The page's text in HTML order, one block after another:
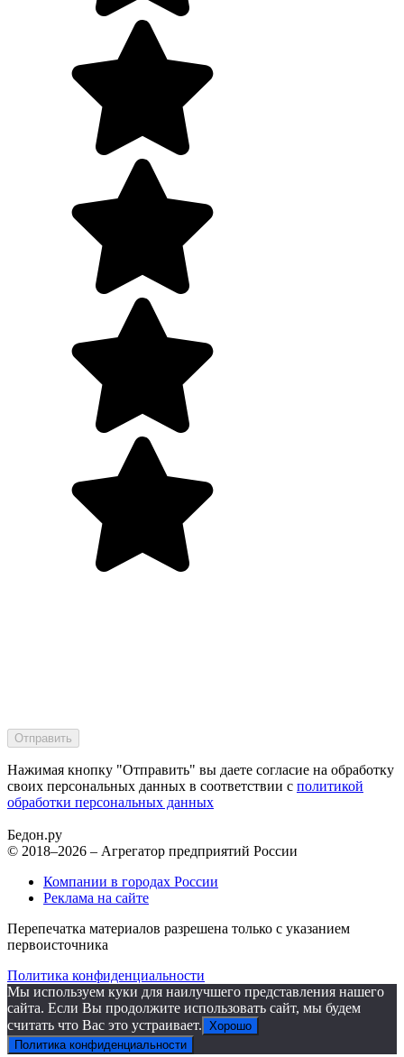
Нажимая кнопку "Отправить" вы даете согласие на обработку
своих персональных данных в соответствии с политикой
обработки персональных данных
Бедон.ру
© 2018–2026 – Агрегатор предприятий России
Компании в городах России
Реклама на сайте
Перепечатка материалов разрешена только с указанием
первоисточника
Политика конфиденциальности
Мы используем куки для наилучшего представления нашего
сайта. Если Вы продолжите использовать сайт, мы будем
считать что Вас это устраивает. Хорошо
Политика конфиденциальности